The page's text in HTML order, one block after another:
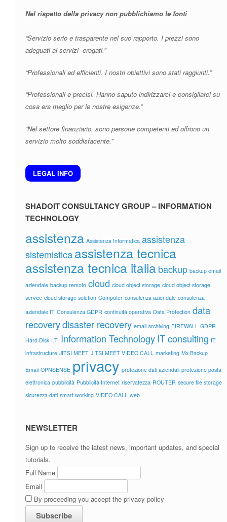
Nel rispetto della privacy non pubblichiamo le fonti
“Servizio serio e trasparente nel suo rapporto. I prezzi sono
adeguati ai servizi erogati.”
“Professionali ed efficienti. I nostri obiettivi sono stati raggiunti.”
“Professionali e precisi. Hanno saputo indirizzarci e consigliarci su
cosa era meglio per le nostre esigenze.”
“Nel settore finanziario, sono persone competenti ed offrono un
servizio molto soddisfacente.”
LEGAL INFO
SHADOIT CONSULTANCY GROUP – INFORMATION
TECHNOLOGY
assistenza Assistenza Informatica assistenza
sistemisticaassistenza tecnica
assistenza tecnica italia backup backup email
aziendale backup remoto cloud cloud object storage cloud object storage
service cloud storage solution Computer consulenza aziendale consulenza
aziendale IT Consulenza GDPR continuità operativa Data Protection data
recoverydisaster recovery email archiving FIREWALL GDPR
Hard Disk I.T. Information TechnologyIT consulting IT
infrastructure JITSI MEET JITSI MEET VIDEO CALL marketing Mx Backup
Email OPNSENSE privacy protezione dati aziendali protezione posta
elettronica pubblicità Pubblicità Internet riservatezza ROUTER secure file storage
sicurezza dati smart working VIDEO CALL web
NEWSLETTER
Sign up to receive the latest news, important updates, and special
tutorials.
Full Name
Email
By proceeding you accept the privacy policy